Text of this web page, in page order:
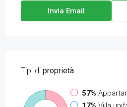
Invia Email
Tipi di proprietà
57%